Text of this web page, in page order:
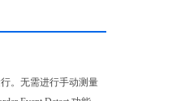
。无需进行手动测量